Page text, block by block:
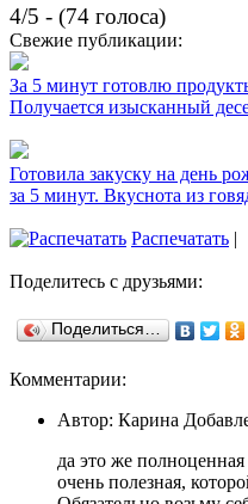
4/5 - (74 голоса)
Свежие публикации:
За 5 минут готовлю
Получается изысканный
Готовила закуску на день
за 5 минут. Вкуснота из
Распечатать |
Поделитесь с друзьями:
Поделиться…
Комментарии:
Автор: Карина
да это же
очень полезная,